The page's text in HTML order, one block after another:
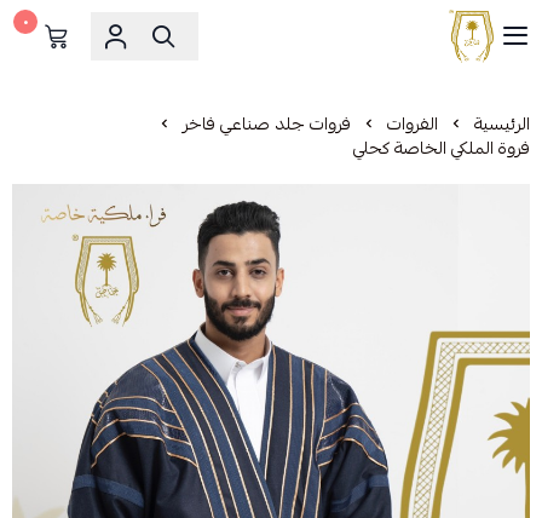
مشالح المهدي الملكية
٠
الرئيسية الفروات فروات جلد صناعي فاخر
فروة الملكي الخاصة كحلي